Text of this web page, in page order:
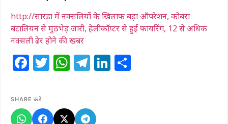
http://सारंडा में नक्सलियों के खिलाफ बड़ा ऑपरेशन, कोबरा
बटालियन से मुठभेड़ जारी, हेलीकॉप्टर से हुई फायरिंग, 12 से अधिक
नक्सली ढेर होने की खबर
Facebook
Twitter
WhatsApp
Telegram
LinkedIn
SHARE करें